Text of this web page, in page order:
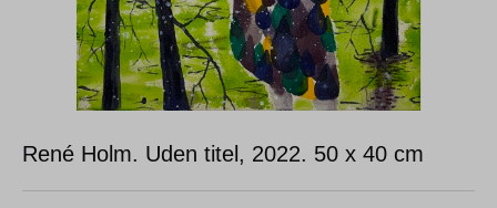
René Holm. Uden titel, 2022. 50 x 40 cm